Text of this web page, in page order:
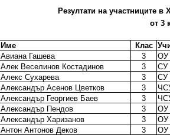
Резултати на участниците
от 3
Име Клас
Авиана Гашева
3
ОУ
Алек Веселинов Костадинов
3
СУ
Алекс Сухарева
3
СУ
Александър Асенов Цветков
3
Александър Георгиев Баев
3
Александър Пендов
3
ОУ
Александър Харизанов
3
ОУ
Антон Антонов Деков
3
ОУ